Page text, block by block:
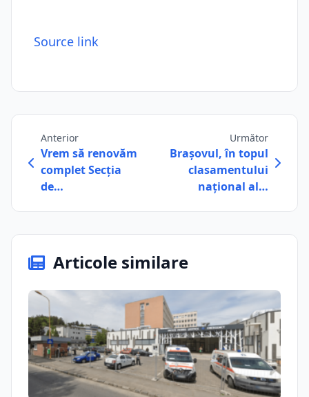
Source link
Anterior
Vrem să renovăm
complet Secția
de…
Următor
Brașovul, în topul
clasamentului
național al…
Articole similare